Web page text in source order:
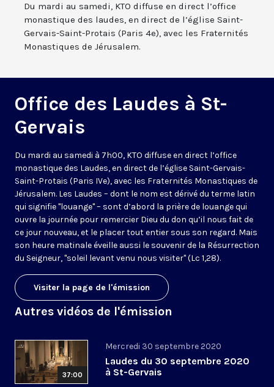
Du mardi au samedi, KTO diffuse en direct l’office
monastique des laudes, en direct de l’église Saint-
Gervais-Saint-Protais (Paris 4e), avec les Fraternités
Monastiques de Jérusalem.
Office des Laudes à St-
Gervais
Du mardi au samedi à 7h00, KTO diffuse en direct l’office
monastique des Laudes, en direct de l’église Saint-Gervais-
Saint-Protais (Paris IVe), avec les Fraternités Monastiques de
Jérusalem. Les Laudes – dont le nom est dérivé du terme latin
qui signifie "louange" – sont d’abord la prière de louange qui
ouvre la journée pour remercier Dieu du don qu’il nous fait de
ce jour nouveau, et le placer tout entier sous son regard. Mais
son heure matinale éveille aussi le souvenir de la Résurrection
du Seigneur, "soleil levant venu nous visiter" (Lc 1,28).
Visiter la page de l'émission
Autres vidéos de l'émission
37:00
Mercredi 30 septembre 2020
Laudes du 30 septembre 2020
à St-Gervais